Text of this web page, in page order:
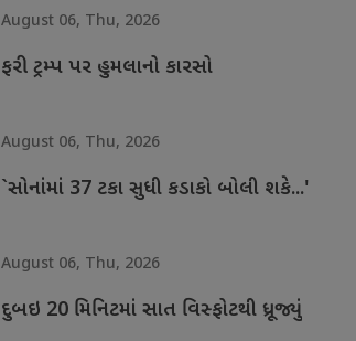
August 06, Thu, 2026
ફરી ટ્રમ્પ પર હુમલાનો કારસો
August 06, Thu, 2026
`સોનાંમાં 37 ટકા સુધી કડાકો બોલી શકે...'
August 06, Thu, 2026
દુબઇ 20 મિનિટમાં સાત વિસ્ફોટથી ધ્રૂજ્યું